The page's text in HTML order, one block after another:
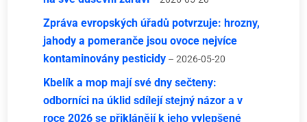
Zpráva evropských úřadů potvrzuje: hrozny,
jahody a pomeranče jsou ovoce nejvíce
kontaminovány pesticidy – 2026-05-20
Kbelík a mop mají své dny sečteny:
odborníci na úklid sdílejí stejný názor a v
roce 2026 se přiklánějí k jeho vylepšené